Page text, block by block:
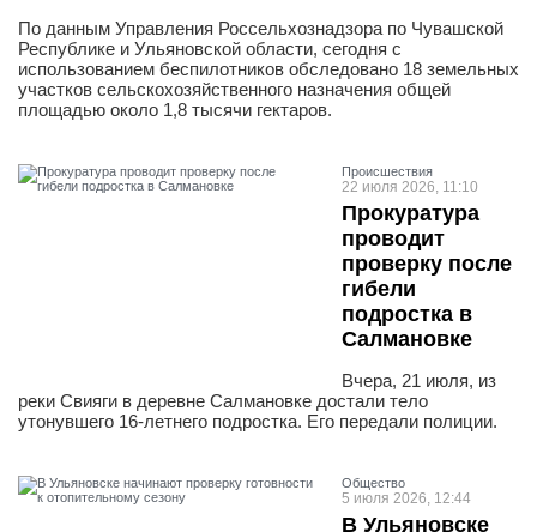
По данным Управления Россельхознадзора по Чувашской
Республике и Ульяновской области, сегодня с
использованием беспилотников обследовано 18 земельных
участков сельскохозяйственного назначения общей
площадью около 1,8 тысячи гектаров.
Проиcшествия
22 июля 2026, 11:10
Прокуратура
проводит
проверку после
гибели
подростка в
Салмановке
Вчера, 21 июля, из
реки Свияги в деревне Салмановке достали тело
утонувшего 16-летнего подростка. Его передали полиции.
Общество
5 июля 2026, 12:44
В Ульяновске